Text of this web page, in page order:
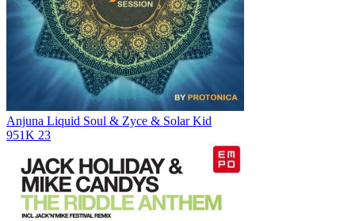
Anjuna Liquid Soul & Zyce & Solar Kid
951K 23